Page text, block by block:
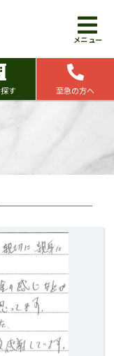
メニュー
す 至急の方へ